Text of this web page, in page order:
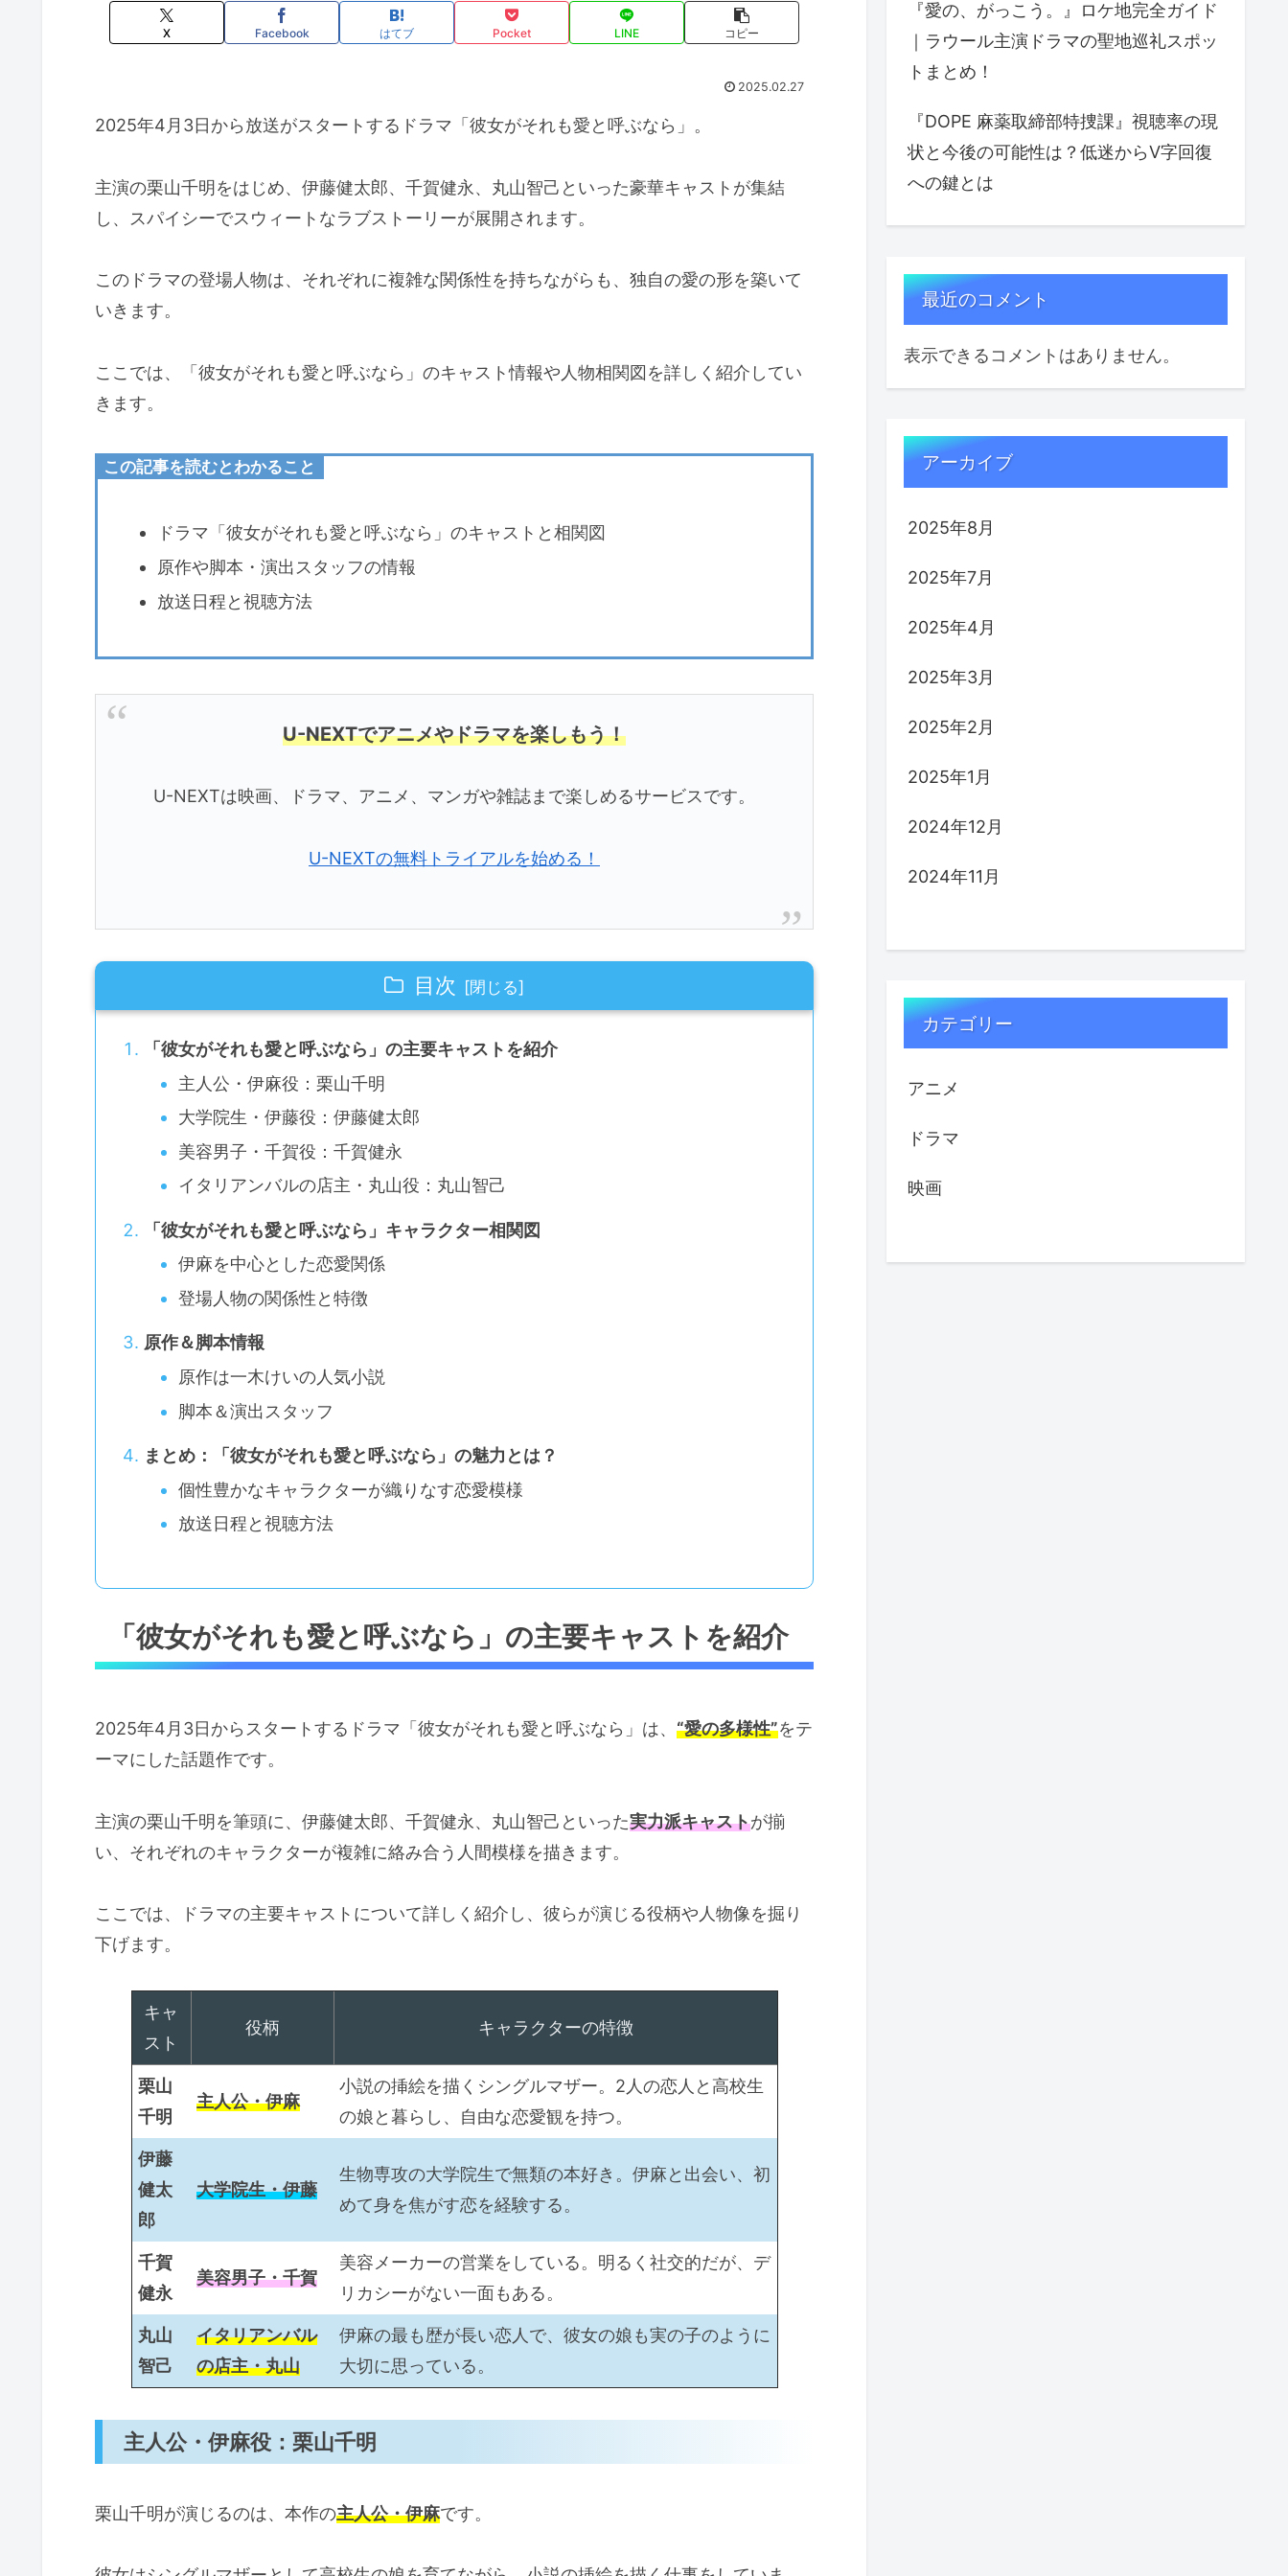
X Facebook はてブ Pocket LINE コピー
2025.02.27
2025年4月3日から放送がスタートするドラマ「彼女がそれも愛と呼ぶなら」。
主演の栗山千明をはじめ、伊藤健太郎、千賀健永、丸山智己といった豪華キャストが集結
し、スパイシーでスウィートなラブストーリーが展開されます。
このドラマの登場人物は、それぞれに複雑な関係性を持ちながらも、独自の愛の形を築いて
いきます。
ここでは、「彼女がそれも愛と呼ぶなら」のキャスト情報や人物相関図を詳しく紹介してい
きます。
この記事を読むとわかること
ドラマ「彼女がそれも愛と呼ぶなら」のキャストと相関図
原作や脚本・演出スタッフの情報
放送日程と視聴方法
U-NEXTでアニメやドラマを楽しもう！
U-NEXTは映画、ドラマ、アニメ、マンガや雑誌まで楽しめるサービスです。
U-NEXTの無料トライアルを始める！
目次
「彼女がそれも愛と呼ぶなら」の主要キャストを紹介
主人公・伊麻役：栗山千明
大学院生・伊藤役：伊藤健太郎
美容男子・千賀役：千賀健永
イタリアンバルの店主・丸山役：丸山智己
「彼女がそれも愛と呼ぶなら」キャラクター相関図
伊麻を中心とした恋愛関係
登場人物の関係性と特徴
原作＆脚本情報
原作は一木けいの人気小説
脚本＆演出スタッフ
まとめ：「彼女がそれも愛と呼ぶなら」の魅力とは？
個性豊かなキャラクターが織りなす恋愛模様
放送日程と視聴方法
「彼女がそれも愛と呼ぶなら」の主要キャストを紹介
2025年4月3日からスタートするドラマ「彼女がそれも愛と呼ぶなら」は、 “愛の多様性”をテ
ーマにした話題作です。
主演の栗山千明を筆頭に、伊藤健太郎、千賀健永、丸山智己といった実力派キャストが揃
い、それぞれのキャラクターが複雑に絡み合う人間模様を描きます。
ここでは、ドラマの主要キャストについて詳しく紹介し、彼らが演じる役柄や人物像を掘り
下げます。
キャ
スト
役柄 キャラクターの特徴
栗山
千明
主人公・伊麻
小説の挿絵を描くシングルマザー。2人の恋人と高校生
の娘と暮らし、自由な恋愛観を持つ。
伊藤
健太
郎
大学院生・伊藤
生物専攻の大学院生で無類の本好き。伊麻と出会い、初
めて身を焦がす恋を経験する。
千賀
健永
美容男子・千賀
美容メーカーの営業をしている。明るく社交的だが、デ
リカシーがない一面もある。
丸山
智己
イタリアンバル
の店主・丸山
伊麻の最も歴が長い恋人で、彼女の娘も実の子のように
大切に思っている。
主人公・伊麻役：栗山千明
栗山千明が演じるのは、本作の主人公・伊麻です。
『愛の、がっこう。』ロケ地完全ガイド
｜ラウール主演ドラマの聖地巡礼スポッ
トまとめ！
『DOPE 麻薬取締部特捜課』視聴率の現
状と今後の可能性は？低迷からV字回復
への鍵とは
最近のコメント
表示できるコメントはありません。
アーカイブ
2025年8月
2025年7月
2025年4月
2025年3月
2025年2月
2025年1月
2024年12月
2024年11月
カテゴリー
アニメ
ドラマ
映画